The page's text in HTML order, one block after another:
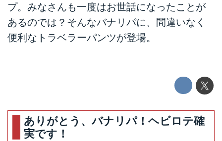
プ。みなさんも一度はお世話になったことが
あるのでは？そんなバナリパに、間違いなく
便利なトラベラーパンツが登場。
ありがとう、バナリパ！ヘビロテ確
実です！